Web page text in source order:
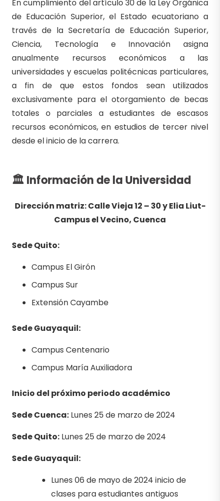
En cumplimiento del artículo 30 de la Ley Orgánica
de Educación Superior, el Estado ecuatoriano a
través de la Secretaría de Educación Superior,
Ciencia, Tecnología e Innovación asigna
anualmente recursos económicos a las
universidades y escuelas politécnicas particulares,
a fin de que estos fondos sean utilizados
exclusivamente para el otorgamiento de becas
totales o parciales a estudiantes de escasos
recursos económicos, en estudios de tercer nivel
desde el inicio de la carrera.
🏛 Información de la Universidad
Dirección matriz: Calle Vieja 12 – 30 y Elia Liut-
Campus el Vecino, Cuenca
Sede Quito:
Campus El Girón
Campus Sur
Extensión Cayambe
Sede Guayaquil:
Campus Centenario
Campus María Auxiliadora
Inicio del próximo periodo académico
Sede Cuenca: Lunes 25 de marzo de 2024
Sede Quito: Lunes 25 de marzo de 2024
Sede Guayaquil:
Lunes 06 de mayo de 2024 inicio de
clases para estudiantes antiguos